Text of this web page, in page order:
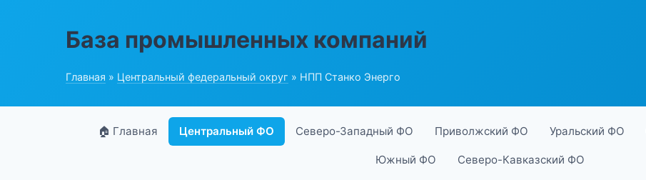
База промышленных компаний
Главная » Центральный федеральный округ » НПП Станко Энерго
🏠 Главная Центральный ФО Северо-Западный ФО Приволжский ФО Уральский ФО
Южный ФО Северо-Кавказский ФО